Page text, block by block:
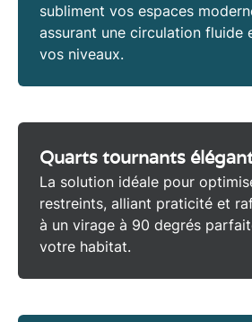
subliment vos espaces
assurant une circulation fluide
vos niveaux.
Quarts tournants
La solution idéale pour
restreints, alliant praticité et
à un virage à 90 degrés
votre habitat.